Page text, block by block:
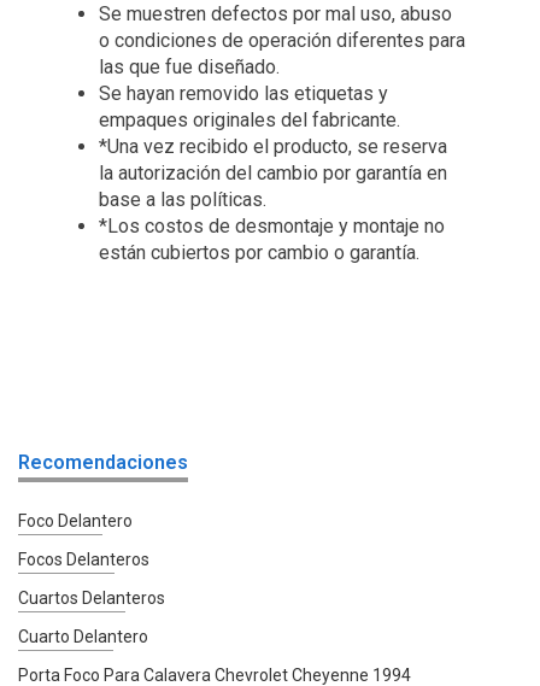
Se muestren defectos por mal uso, abuso
o condiciones de operación diferentes para
las que fue diseñado.
Se hayan removido las etiquetas y
empaques originales del fabricante.
*Una vez recibido el producto, se reserva
la autorización del cambio por garantía en
base a las políticas.
*Los costos de desmontaje y montaje no
están cubiertos por cambio o garantía.
Recomendaciones
Foco Delantero
Focos Delanteros
Cuartos Delanteros
Cuarto Delantero
Porta Foco Para Calavera Chevrolet Cheyenne 1994